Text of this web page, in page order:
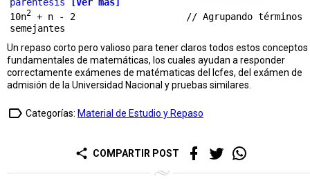
10n2 + n - 2                    // Agrupando términos
Un repaso corto pero valioso para tener claros todos estos conceptos
fundamentales de matemáticas, los cuales ayudan a responder
correctamente exámenes de matématicas del Icfes, del exámen de
admisión de la Universidad Nacional y pruebas similares.
label_outline Categorías: Material de Estudio y Repaso
share COMPARTIR POST